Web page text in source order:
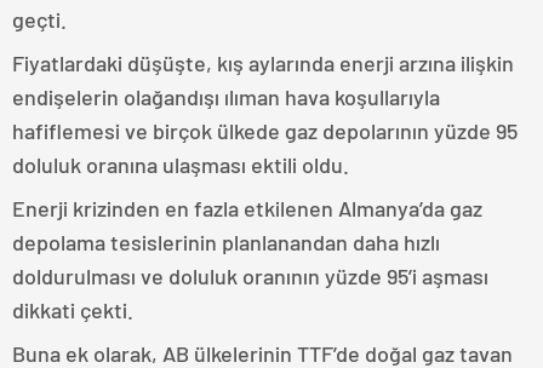
geçti.
Fiyatlardaki düşüşte, kış aylarında enerji arzına ilişkin
endişelerin olağandışı ılıman hava koşullarıyla
hafiflemesi ve birçok ülkede gaz depolarının yüzde 95
doluluk oranına ulaşması ektili oldu.
Enerji krizinden en fazla etkilenen Almanya’da gaz
depolama tesislerinin planlanandan daha hızlı
doldurulması ve doluluk oranının yüzde 95’i aşması
dikkati çekti.
Buna ek olarak, AB ülkelerinin TTF’de doğal gaz tavan